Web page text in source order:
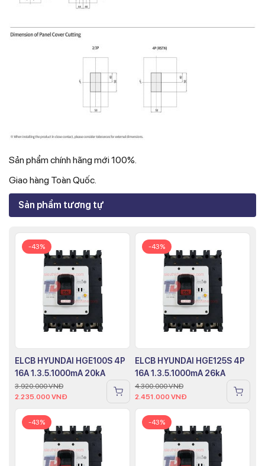
Sản phẩm chính hãng mới 100%.
Giao hàng Toàn Quốc.
Sản phẩm tương tự
-43%
ELCB HYUNDAI HGE100S 4P
16A 1.3.5.1000mA 20kA
3.920.000VNĐ
2.235.000 VNĐ
-43%
ELCB HYUNDAI HGE125S 4P
16A 1.3.5.1000mA 26kA
4.300.000VNĐ
2.451.000 VNĐ
-43% -43%